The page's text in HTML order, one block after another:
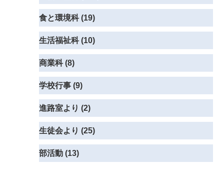
食と環境科 (19)
生活福祉科 (10)
商業科 (8)
学校行事 (9)
進路室より (2)
生徒会より (25)
部活動 (13)